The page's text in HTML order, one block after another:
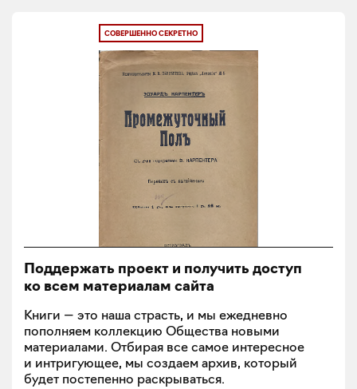
СОВЕРШЕННО СЕКРЕТНО
Поддержать проект и получить доступ
ко всем материалам сайта
Книги — это наша страсть, и мы ежедневно
пополняем коллекцию Общества новыми
материалами. Отбирая все самое интересное
и интригующее, мы создаем архив, который
будет постепенно раскрываться.